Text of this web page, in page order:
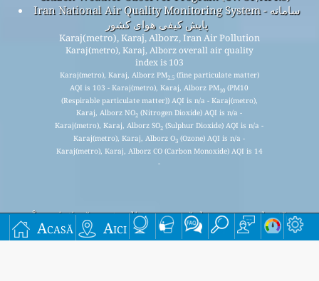
Acasă Aici
Iran National Air Quality Monitoring System - سامانه
پایش کیفی هوای کشور
Karaj(metro), Karaj, Alborz, Iran Air Pollution
Karaj(metro), Karaj, Alborz overall air quality
index is 103
Karaj(metro), Karaj, Alborz PM2.5(fine particulate matter)
AQI is 103 - Karaj(metro), Karaj, Alborz PM10 (PM10
(Respirable particulate matter)) AQI is n/a - Karaj(metro),
Karaj, Alborz NO2 (Nitrogen Dioxide) AQI is n/a -
Karaj(metro), Karaj, Alborz SO2 (Sulphur Dioxide) AQI is n/a -
Karaj(metro), Karaj, Alborz O3 (Ozone) AQI is n/a -
Karaj(metro), Karaj, Alborz CO (Carbon Monoxide) AQI is 14
-
Înscrieți-vă pentru lista noastră de corespondență
lunară gratuită și primiți notificări când sunt disponibile
articole noi.